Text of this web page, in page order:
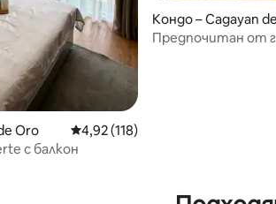
Oro Средна оценка: 4,92 от 5, 118
4,92 (118)
с балкон
Кондо – Cagayan
Предпочитан от